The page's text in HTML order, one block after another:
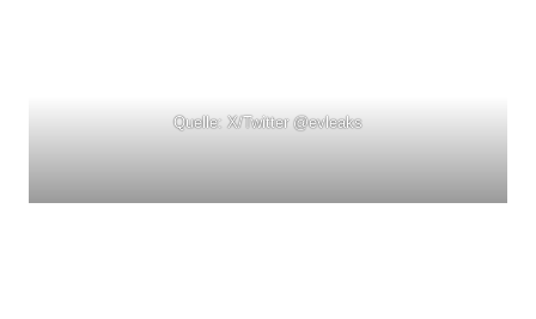
Quelle: X/Twitter @evleaks